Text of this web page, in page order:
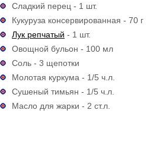
Сладкий перец - 1 шт.
Кукуруза консервированная - 70 г
Лук репчатый - 1 шт.
Овощной бульон - 100 мл
Соль - 3 щепотки
Молотая куркума - 1/5 ч.л.
Сушеный тимьян - 1/5 ч.л.
Масло для жарки - 2 ст.л.